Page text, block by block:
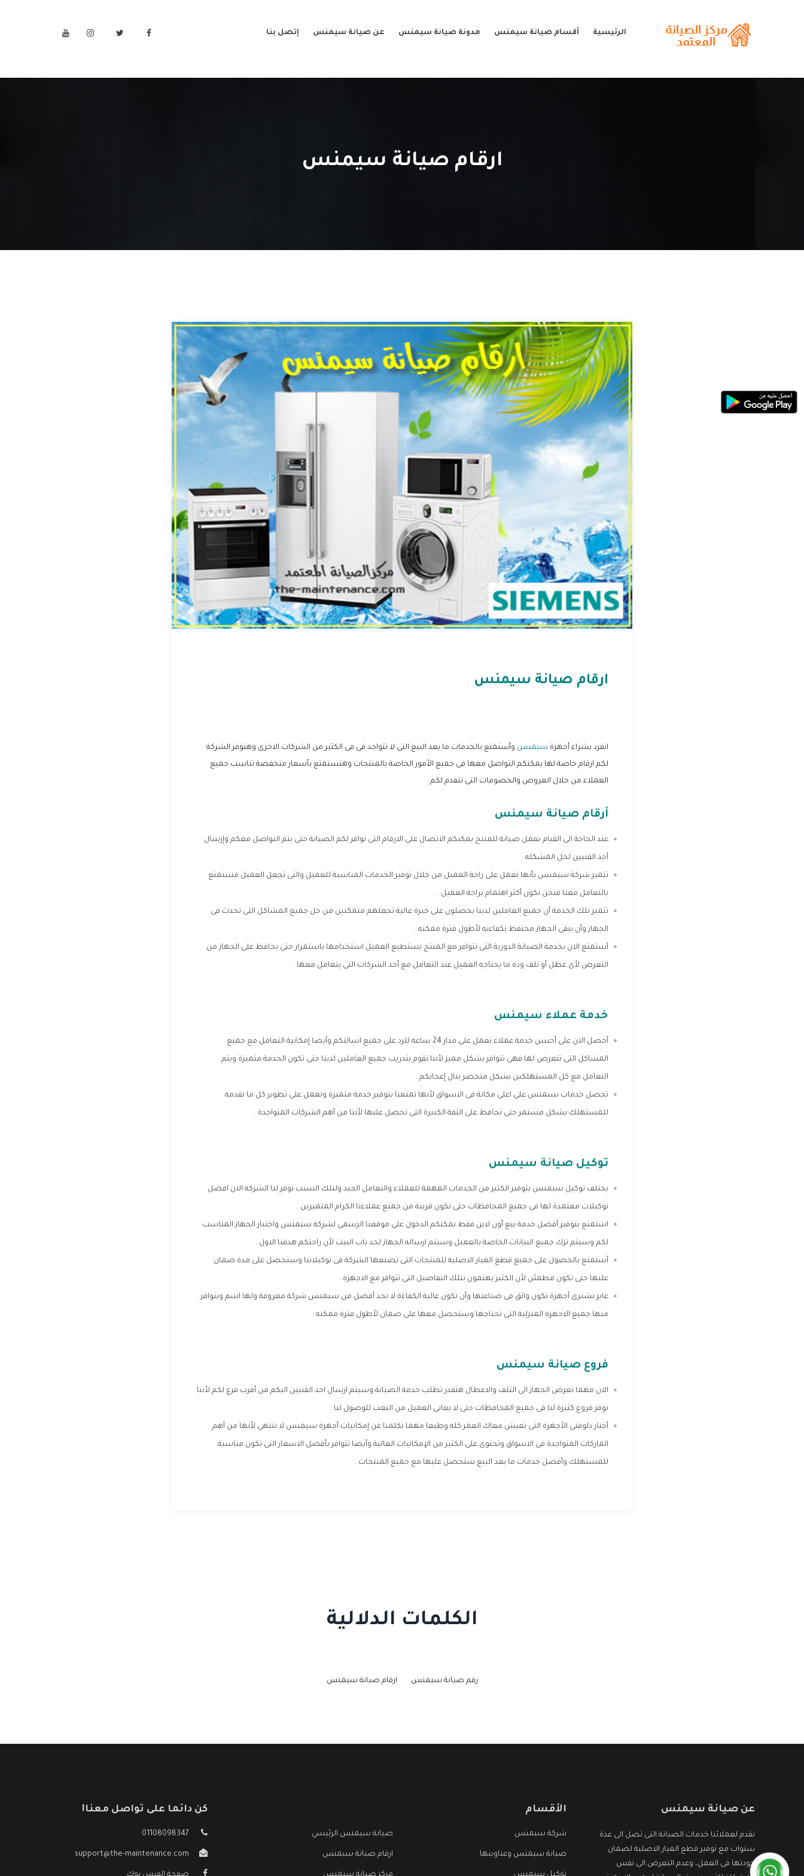
الرئيسية أقسام صيانة سيمنس مدونة صيانة سيمنس عن صيانة سيمنس إتصل بنا
ارقام صيانة سيمنس
ارقام صيانة سيمنس
انفرد بشراء أجهزة سيمنس وأستمتع بالخدمات ما بعد البيع التى لا تتواجد فى فى الكثير من الشركات الاخرى وهتوفر الشركة
لكم ارقام خاصة لها يمكنكم التواصل معها فى جميع الأمور الخاصة بالمنتجات وهتستمتع بأسعار منخفضة تناسب جميع
العملاء من خلال العروض والخصومات التى تتقدم لكم .
أرقام صيانة سيمنس
عند الحاجة الى القيام بعمل صيانة للمنتج يمكنكم الاتصال على الارقام التى توافر لكم الصيانة حتى يتم التواصل معكم وإرسال
أحد الفنيين لحل المشكله .
تتميز شركة سيمنس بأنها تعمل على راحة العميل من خلال توفير الخدمات المناسبة للعميل والتى تجعل العميل مستمتع
بالتعامل معنا فنحن نكون أكثر اهتمام براحة العميل .
تتميز تلك الخدمة أن جميع العاملين لدينا يحصلون على خبرة عالية تجعلهم متمكنين من حل جميع المشاكل التى تحدث فى
الجهاز وأن يبقى الجهاز محتفظ بكفاءته لأطول فترة ممكنه .
أستمتع الان بخدمة الصيانة الدورية التى تتوافر مع المنتج يستطيع العميل استخدامها باستمرار حتى يحافظ على الجهاز من
التعرض لأى عطل أو تلف وده ما يحتاجه العميل عند التعامل مع أحد الشركات التى يتعامل معها .
خدمة عملاء سيمنس
أحصل الان على أحسن خدمة عملاء تعمل على مدار 24 ساعة للرد على جميع اسالتكم وأيضا إمكانية التعامل مع جميع
المشاكل التى تتعرض لها فهى تتوافر بشكل مميز لأننا نقوم بتدريب جميع العاملين لدينا حتى تكون الخدمة متميزة ويتم
التعامل مع كل المستهلكين بشكل متحضر ينال إعجابكم .
تحصل خدمات سيمنس على اعلى مكانة فى الاسواق لأنها تمتعنا بتوفير خدمة متميزة وتعمل على تطوير كل ما تقدمه
للمستهلك بشكل مستمر حتى نحافظ على الثقة الكبيرة التى نحصل عليها لأننا من أهم الشركات المتواجدة .
توكيل صيانة سيمنس
يختلف توكيل سيمنس بتوفير الكثير من الخدمات المهمة للعملاء والتعامل الجيد ولتلك السبب توفر لنا الشركة الان افضل
توكيلات معتمدة لها فى جميع المحافظات حتى تكون قريبة من جميع عملاءنا الكرام المتميزين .
استمتع بتوفير أفضل خدمة بيع أون لاين فقط يمكنكم الدخول على موقعنا الرسمى لشركة سيمنس واختيار الجهاز المناسب
لكم وسيتم ترك جميع البيانات الخاصة بالعميل وسيتم ارساله الجهاز لحد باب البيت لأن راحتكم هدفنا الاول .
أستمتع بالحصول على جميع قطع الغيار الاصلية للمنتجات التى تصنعها الشركة فى توكيلاتنا وستحصل على مدة ضمان
عليها حتى تكون مطمئن لأن الكثير يهتمون بتلك التفاصيل التى تتوافر مع الاجهزة .
عايز تشترى أجهزة تكون واثق فى صناعتها وأن تكون عالية الكفاءة لا تجد أفضل من سيمنس شركة معروفة ولها اسم ويتوافر
منها جميع الاجهزة المنزلية التى تحتاجها وستحصل معها على ضمان لأطول فترة ممكنه .
فروع صيانة سيمنس
الان مهما تعرض الجهاز الى التلف والاعطال هتقدر تطلب خدمة الصيانة وسيتم ارسال احد الفنيين اليكم من أقرب فرع لكم لأننا
نوفر فروع كثيرة لنا فى جميع المحافظات حتى لا يعانى العميل من التعب للوصول لنا .
أختار دلوقتى الأجهزة التى تعيش معاك العمر كله وطبعا مهما تكلمنا عن إمكانيات أجهزة سيمنس لا تنتهى لأنها من أهم
الماركات المتواجدة فى الاسواق وتحتوى على الكثير من الإمكانيات العالية وأيضا تتوافر بأفضل الاسعار التى تكون مناسبة
للمستهلك وأفضل خدمات ما بعد البيع ستحصل عليها مع جميع المنتجات .
الكلمات الدلالية
رقم صيانة سيمنس ارقام صيانة سيمنس
عن صيانة سيمنس
نقدم لعملائنا خدمات الصيانة التى تصل الى عدة
سنوات مع توفير قطع الغيار الاصلية لضمان
جودتها فى العمل، وعدم التعرض الى نفس
الأقسام
شركة سيمنس صيانة سيمنس الرئيسي
صيانة سيمنس وعناوينها ارقام صيانة سيمنس
كن دائما على تواصل معنا!
01108098347
support@the-maintenance.com